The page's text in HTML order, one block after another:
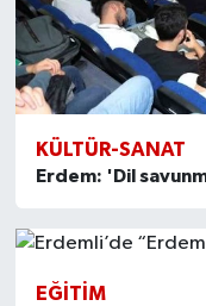
KÜLTÜR-SANAT
Erdem: 'Dil
EĞITIM